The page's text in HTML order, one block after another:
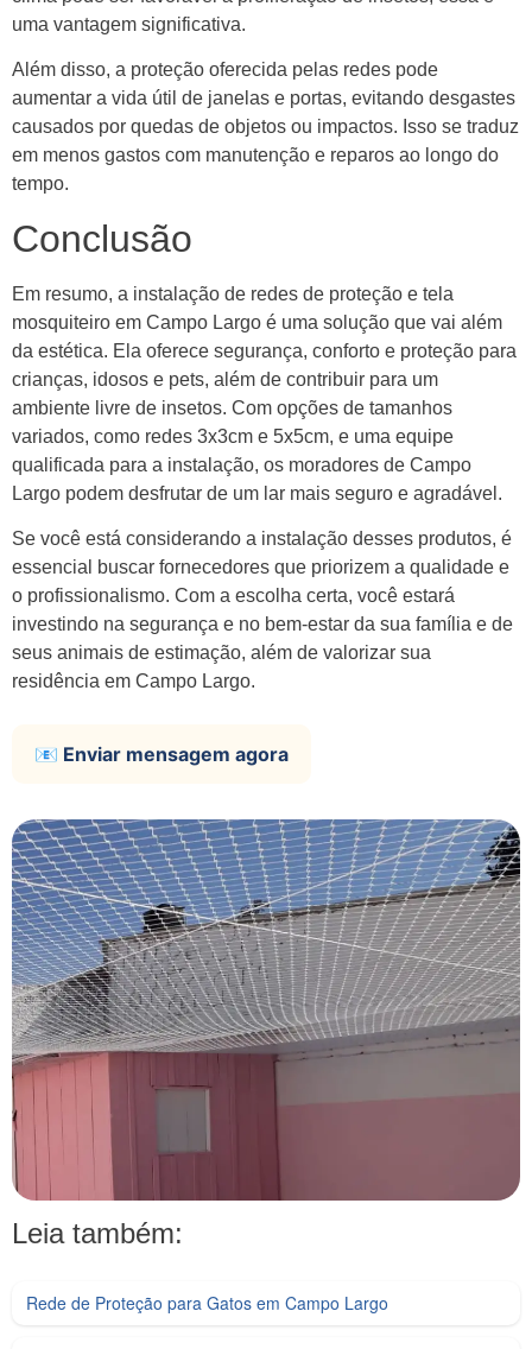
uma vantagem significativa.
Além disso, a proteção oferecida pelas redes pode
aumentar a vida útil de janelas e portas, evitando desgastes
causados por quedas de objetos ou impactos. Isso se traduz
em menos gastos com manutenção e reparos ao longo do
tempo.
Conclusão
Em resumo, a instalação de redes de proteção e tela
mosquiteiro em Campo Largo é uma solução que vai além
da estética. Ela oferece segurança, conforto e proteção para
crianças, idosos e pets, além de contribuir para um
ambiente livre de insetos. Com opções de tamanhos
variados, como redes 3x3cm e 5x5cm, e uma equipe
qualificada para a instalação, os moradores de Campo
Largo podem desfrutar de um lar mais seguro e agradável.
Se você está considerando a instalação desses produtos, é
essencial buscar fornecedores que priorizem a qualidade e
o profissionalismo. Com a escolha certa, você estará
investindo na segurança e no bem-estar da sua família e de
seus animais de estimação, além de valorizar sua
residência em Campo Largo.
📧 Enviar mensagem agora
Leia também:
Rede de Proteção para Gatos em Campo Largo